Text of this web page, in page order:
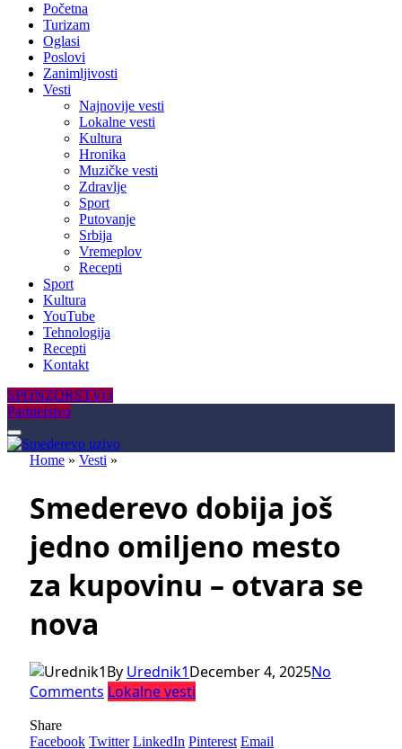
Početna
Turizam
Oglasi
Poslovi
Zanimljivosti
Vesti
Najnovije vesti
Lokalne vesti
Kultura
Hronika
Muzičke vesti
Zdravlje
Sport
Putovanje
Srbija
Vremeplov
Recepti
Sport
Kultura
YouTube
Tehnologija
Recepti
Kontakt
SPONZORSTVO
Partnerstvo
Home » Vesti »
Smederevo dobija još
jedno omiljeno mesto
za kupovinu – otvara se
nova
By Urednik1December 4, 2025No
Comments Lokalne vesti
Share
Facebook Twitter LinkedIn Pinterest Email